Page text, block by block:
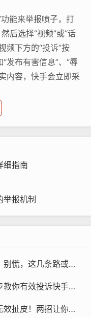
能来举报喷子，打
后选择“视频”或“话
频下方的“投诉”按
发布有害信息”、“辱
内容，快手会立即采
后选择“问题反馈”，
、发布时间以及你
具体情况进行调查
App，点击右上角
找到你看到的喷子视
审核，一旦审核通
。
细指南
举报机制
封快手号网站，快手号被永久封禁？别慌，这几条路或许能帮你找回账号
怎样投诉快手小店，维权有道，三步教你有效投诉快手小店，重拾消费者权益
怎样投诉快手商家最有效果，别再无效扯皮！两招让你的快手商家投诉立竿见影